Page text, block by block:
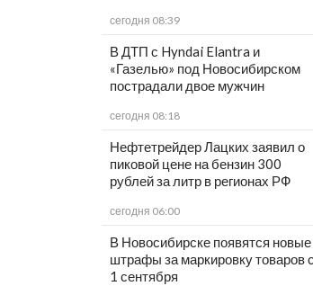
сегодня 08:39
В ДТП с Hyndai Elantra и
«Газелью» под Новосибирском
пострадали двое мужчин
сегодня 08:18
Нефтетрейдер Лацких заявил о
пиковой цене на бензин 300
рублей за литр в регионах РФ
сегодня 06:00
В Новосибирске появятся новые
штрафы за маркировку товаров с
1 сентября